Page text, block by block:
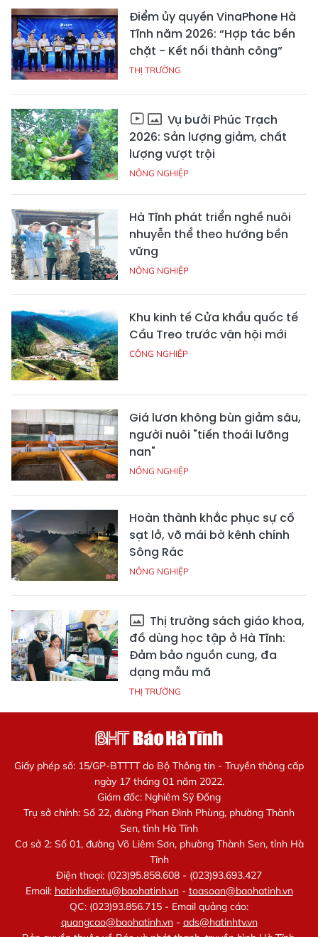
Điểm ủy quyền VinaPhone Hà
Tĩnh năm 2026: “Hợp tác bền
chặt - Kết nối thành công”
THỊ TRƯỜNG
Vụ bưởi Phúc Trạch
2026: Sản lượng giảm, chất
lượng vượt trội
NÔNG NGHIỆP
Hà Tĩnh phát triển nghề nuôi
nhuyễn thể theo hướng bền
vững
NÔNG NGHIỆP
Khu kinh tế Cửa khẩu quốc tế
Cầu Treo trước vận hội mới
CÔNG NGHIỆP
Giá lươn không bùn giảm sâu,
người nuôi "tiến thoái lưỡng
nan"
NÔNG NGHIỆP
Hoàn thành khắc phục sự cố
sạt lở, vỡ mái bờ kênh chính
Sông Rác
NÔNG NGHIỆP
Thị trường sách giáo khoa,
đồ dùng học tập ở Hà Tĩnh:
Đảm bảo nguồn cung, đa
dạng mẫu mã
THỊ TRƯỜNG
Giấy phép số: 15/GP-BTTTT do Bộ Thông tin - Truyền thông cấp
ngày 17 tháng 01 năm 2022.
Giám đốc: Nghiêm Sỹ Đống
Trụ sở chính: Số 22, đường Phan Đình Phùng, phường Thành
Sen, tỉnh Hà Tĩnh
Cơ sở 2: Số 01, đường Võ Liêm Sơn, phường Thành Sen, tỉnh Hà
Tĩnh
Điện thoại: (023)95.858.608 - (023)93.693.427
Email: hatinhdientu@baohatinh.vn- toasoan@baohatinh.vn
QC: (023)93.856.715 - Email quảng cáo:
quangcao@baohatinh.vn- ads@hatinhtv.vn